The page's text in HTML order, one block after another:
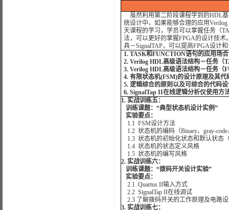
虽然利用第二阶段课程学到的HDL
统设计中，如果能够合理的应用
天课程的学习，学员可以掌握任务（
法，可以更好的掌握FPGA的设计技术
具－SignalTAP，可以提高FPGA设计
1. TASK和FUNCTION语句的应用场合
2. Verilog HDL高级语法结构－任务（
3. Verilog HDL高级语法结构－任务（
4. 有限状态机(FSM)的设计原理及其代
5. 逻辑综合的原则以及可综合的代码
6. SignalTap II在线逻辑分析仪使用方
1. 实战训练五：
训练课题：“典型状态机设计实例”
实验要点：
1.1 FSM设计方法
1.2 状态机的编码（Binary、gray-code
1.3 状态机的初始化状态和默认状态
1.4 状态机的状态定义风格
1.5 状态机的编写风格
2. 实战训练六：
训练课题：“拨码开关设计实验”
实验要点：
2.1 Quartus II输入方式
2.2 SignalTap II在线调试
2.3 了解拨码开关的工作原理及电路
3. 实战训练七：